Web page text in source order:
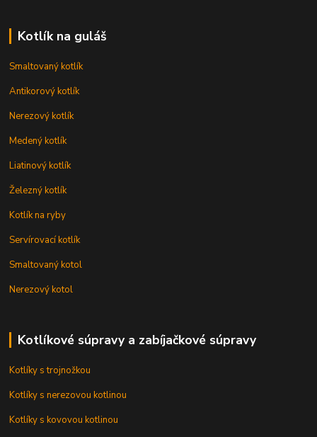
Kotlík na guláš
Smaltovaný kotlík
Antikorový kotlík
Nerezový kotlík
Medený kotlík
Liatinový kotlík
Železný kotlík
Kotlík na ryby
Servírovací kotlík
Smaltovaný kotol
Nerezový kotol
Kotlíkové súpravy a zabíjačkové súpravy
Kotlíky s trojnožkou
Kotlíky s nerezovou kotlinou
Kotlíky s kovovou kotlinou